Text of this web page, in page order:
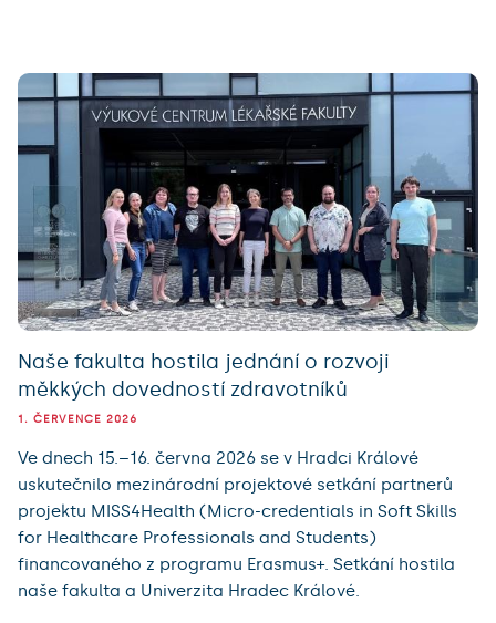
Naše fakulta hostila jednání o rozvoji
měkkých dovedností zdravotníků
1. ČERVENCE 2026
Ve dnech 15.–16. června 2026 se v Hradci Králové
uskutečnilo mezinárodní projektové setkání partnerů
projektu MISS4Health (Micro-credentials in Soft Skills
for Healthcare Professionals and Students)
financovaného z programu Erasmus+. Setkání hostila
naše fakulta a Univerzita Hradec Králové.